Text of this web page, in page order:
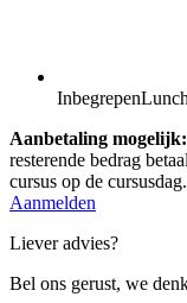
Inbegrepen
Aanbetaling mogelijk:
resterende bedrag
cursus op de cursusdag.
Aanmelden
Liever advies?
Bel ons gerust, we